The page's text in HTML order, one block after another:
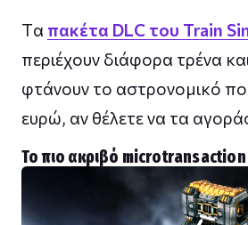
Tα πακέτα DLC του Train
περιέχουν διάφορα τρένα
φτάνουν το αστρονομικό
ευρώ, αν θέλετε να τα
Το πιο ακριβό